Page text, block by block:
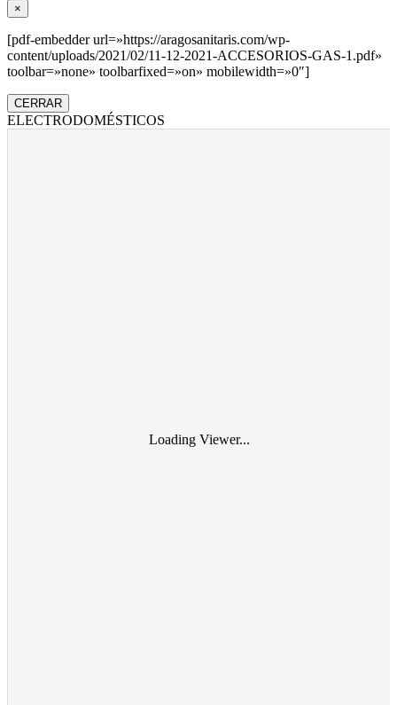
×
[pdf-embedder url=»https://aragosanitaris.com/wp-
content/uploads/2021/02/11-12-2021-ACCESORIOS-GAS-1.pdf»
toolbar=»none» toolbarfixed=»on» mobilewidth=»0″]
CERRAR
ELECTRODOMÉSTICOS
Loading Viewer...